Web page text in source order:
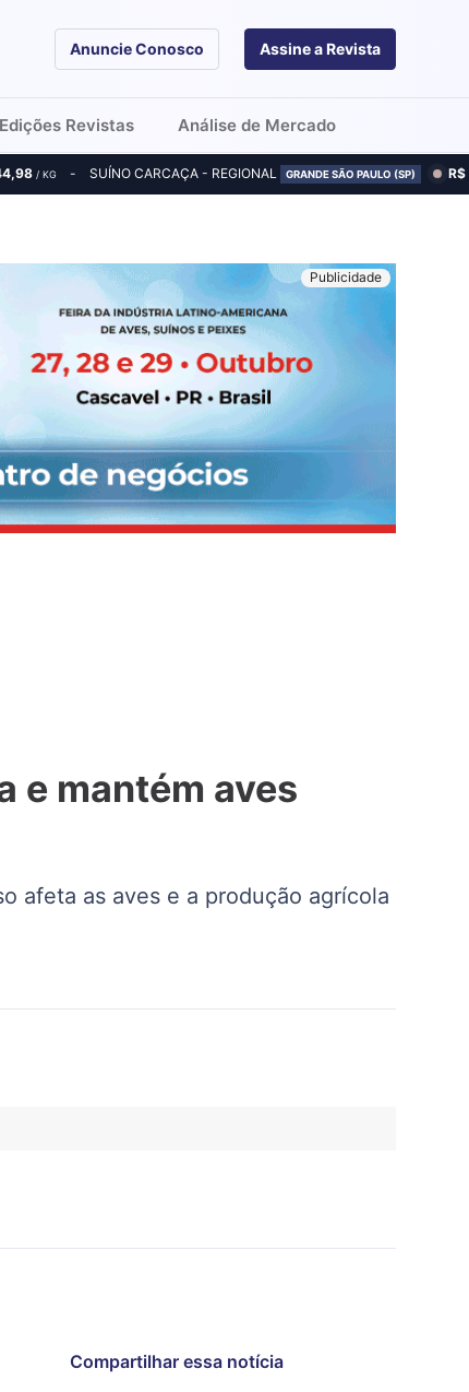
Anuncie Conosco Assine a Revista
Edições Revistas Análise de Mercado
/ KG SUÍNO CARCAÇA - REGIONAL GRANDE SÃO PAULO (SP)
e mantém aves
afeta as aves e a produção agrícola
Compartilhar essa notícia